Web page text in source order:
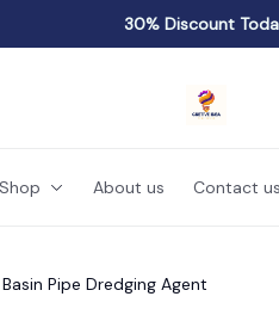
30% Discount
Shop About us Contact us
Pipe Dredging Agent